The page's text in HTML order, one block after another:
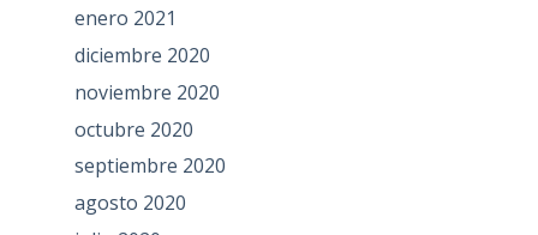
enero 2021
diciembre 2020
noviembre 2020
octubre 2020
septiembre 2020
agosto 2020